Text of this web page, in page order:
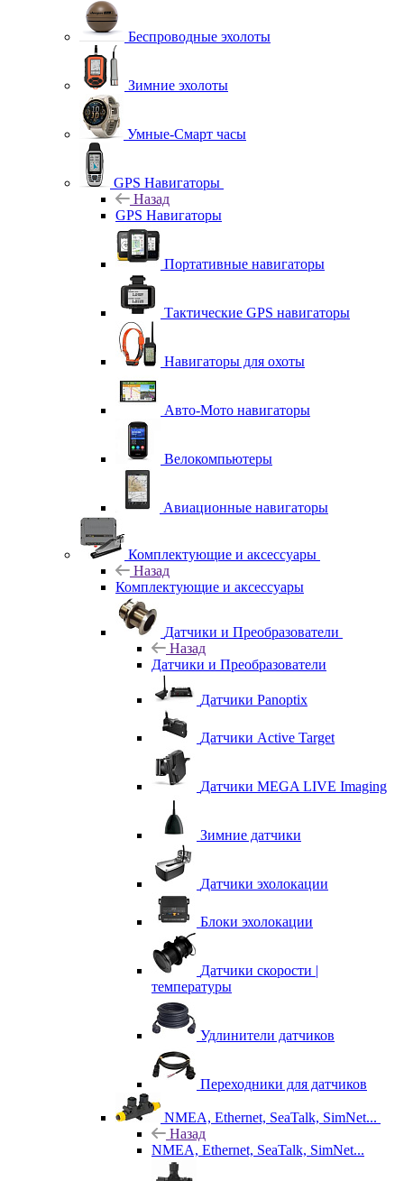
Беспроводные эхолоты
Зимние эхолоты
Умные-Смарт часы
GPS Навигаторы
Назад
GPS Навигаторы
Портативные навигаторы
Тактические GPS навигаторы
Навигаторы для охоты
Авто-Мото навигаторы
Велокомпьютеры
Авиационные навигаторы
Комплектующие и аксессуары
Назад
Комплектующие и аксессуары
Датчики и Преобразователи
Назад
Датчики и Преобразователи
Датчики Panoptix
Датчики Active Target
Датчики MEGA LIVE Imaging
Зимние датчики
Датчики эхолокации
Блоки эхолокации
Датчики скорости |
температуры
Удлинители датчиков
Переходники для датчиков
NMEA, Ethernet, SeaTalk, SimNet...
Назад
NMEA, Ethernet, SeaTalk, SimNet...